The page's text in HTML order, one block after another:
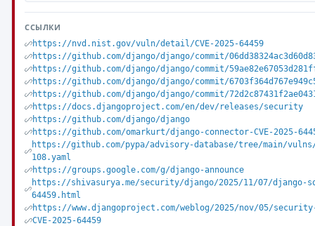
ССЫЛКИ
https://nvd.nist.gov/vuln/detail/CVE-2025-64459
https://github.com/django/django/commit/
https://github.com/django/django/commit/
https://github.com/django/django/commit/
https://github.com/django/django/commit/
https://docs.djangoproject.com/en/dev/releases/security
https://github.com/django/django
https://github.com/omarkurt/django-connector-CVE-2025-
https://github.com/pypa/advisory-database/tree/main/vulns/
108.yaml
https://groups.google.com/g/django-announce
https://shivasurya.me/security/django/2025/11/07/django-
64459.html
https://www.djangoproject.com/weblog/2025/nov/05/
CVE-2025-64459